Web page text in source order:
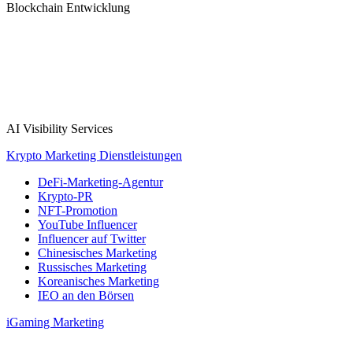
Blockchain Entwicklung
AI Visibility Services
Krypto Marketing Dienstleistungen
DeFi-Marketing-Agentur
Krypto-PR
NFT-Promotion
YouTube Influencer
Influencer auf Twitter
Chinesisches Marketing
Russisches Marketing
Koreanisches Marketing
IEO an den Börsen
iGaming Marketing